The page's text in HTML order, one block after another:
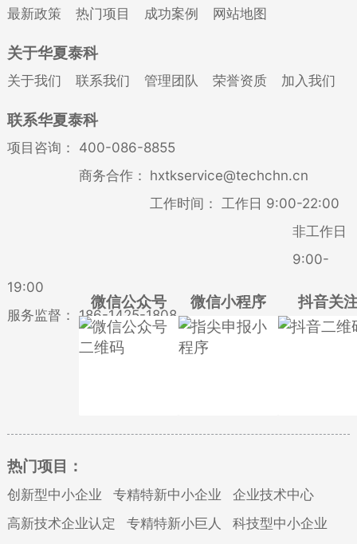
最新政策
热门项目 成功案例 网站地图
关于华夏泰科
关于我们 联系我们 管理团队 荣誉资质 加入我们
联系华夏泰科
项目咨询：
400-086-8855
商务合作： hxtkservice@techchn.cn
工作时间： 工作日 9:00-22:00
非工作日
9:00-
19:00
服务监督： 186-1425-1808
微信公众号 微信小程序 抖音关
热门项目：
创新型中小企业 专精特新中小企业
企业技术中心
高新技术企业认定
专精特新小巨人
科技型中小企业